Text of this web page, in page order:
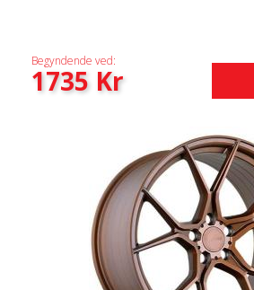
Begyndende ved:
1735Kr